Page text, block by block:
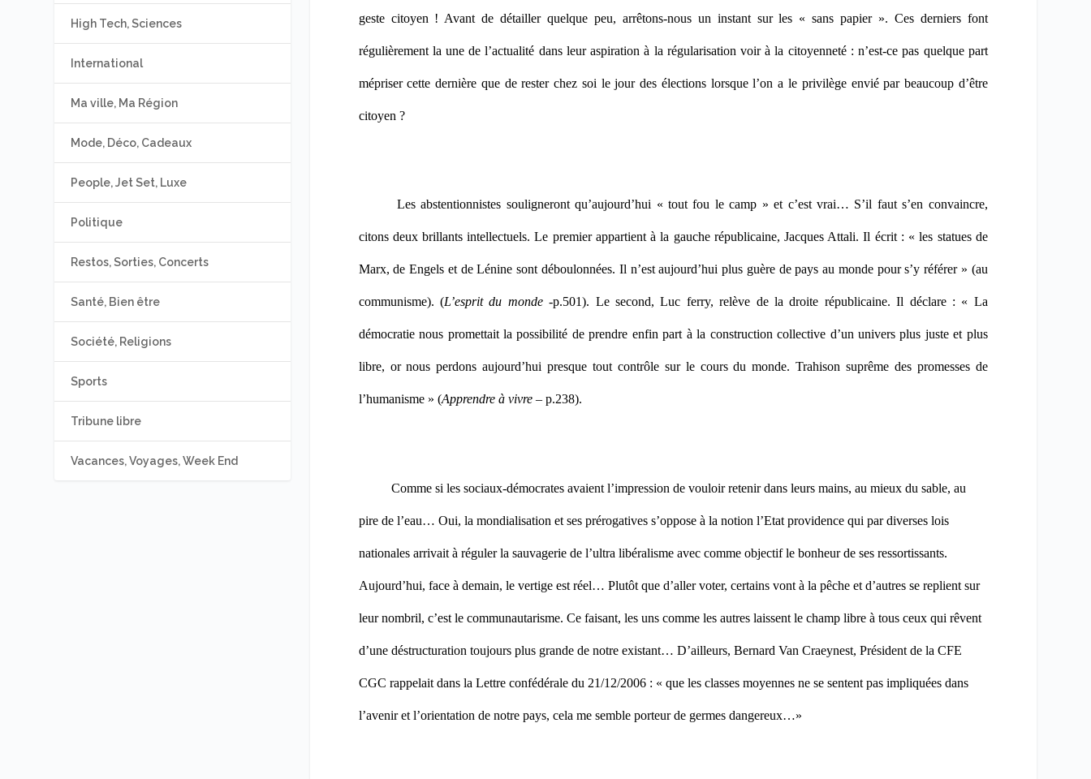
geste citoyen ! Avant de détailler quelque peu, arrêtons-nous un instant sur les « sans papier ». Ces derniers font
régulièrement la une de l’actualité dans leur aspiration à la régularisation voir à la citoyenneté : n’est-ce pas quelque part
mépriser cette dernière que de rester chez soi le jour des élections lorsque l’on a le privilège envié par beaucoup d’être
citoyen ?
Les abstentionnistes souligneront qu’aujourd’hui « tout fou le camp » et c’est vrai… S’il faut s’en convaincre,
citons deux brillants intellectuels. Le premier appartient à la gauche républicaine, Jacques Attali. Il écrit : « les statues de
Marx, de Engels et de Lénine sont déboulonnées. Il n’est aujourd’hui plus guère de pays au monde pour s’y référer » (au
communisme). (L’esprit du monde-p.501). Le second, Luc ferry, relève de la droite républicaine. Il déclare : « La
démocratie nous promettait la possibilité de prendre enfin part à la construction collective d’un univers plus juste et plus
libre, or nous perdons aujourd’hui presque tout contrôle sur le cours du monde. Trahison suprême des promesses de
l’humanisme » (Apprendre à vivre– p.238).
Comme si les sociaux-démocrates avaient l’impression de vouloir retenir dans leurs mains, au mieux du sable, au
pire de l’eau… Oui, la mondialisation et ses prérogatives s’oppose à la notion l’Etat providence qui par diverses lois
nationales arrivait à réguler la sauvagerie de l’ultra libéralisme avec comme objectif le bonheur de ses ressortissants.
Aujourd’hui, face à demain, le vertige est réel… Plutôt que d’aller voter, certains vont à la pêche et d’autres se replient sur
leur nombril, c’est le communautarisme. Ce faisant, les uns comme les autres laissent le champ libre à tous ceux qui rêvent
d’une déstructuration toujours plus grande de notre existant… D’ailleurs, Bernard Van Craeynest, Président de la CFE
CGC rappelait dans la Lettre confédérale du 21/12/2006 : « que les classes moyennes ne se sentent pas impliquées dans
l’avenir et l’orientation de notre pays, cela me semble porteur de germes dangereux…»
High Tech, Sciences
International
Ma ville, Ma Région
Mode, Déco, Cadeaux
People, Jet Set, Luxe
Politique
Restos, Sorties, Concerts
Santé, Bien être
Société, Religions
Sports
Tribune libre
Vacances, Voyages, Week End